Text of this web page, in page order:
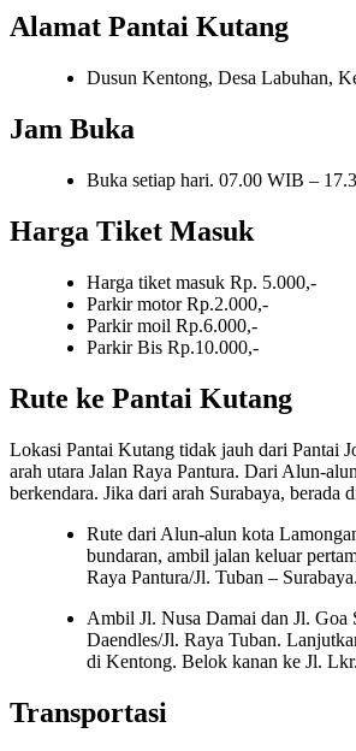
Alamat Pantai Kutang
Dusun Kentong, Desa Labuhan,
Jam Buka
Buka setiap hari. 07.00 WIB –
Harga Tiket Masuk
Harga tiket masuk Rp. 5.000,-
Parkir motor Rp.2.000,-
Parkir moil Rp.6.000,-
Parkir Bis Rp.10.000,-
Rute ke Pantai Kutang
Lokasi Pantai Kutang tidak jauh dari Pantai
arah utara Jalan Raya Pantura. Dari Alun-
berkendara. Jika dari arah Surabaya, berada
Rute dari Alun-alun kota
bundaran, ambil jalan keluar
Raya Pantura/Jl. Tuban – Surabaya.
Ambil Jl. Nusa Damai dan Jl. Goa
Daendles/Jl. Raya Tuban.
di Kentong. Belok kanan ke Jl.
Transportasi